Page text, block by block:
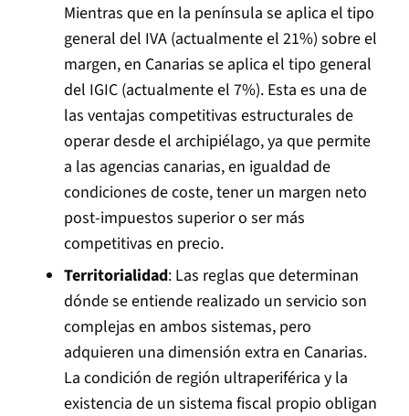
Mientras que en la península se aplica el tipo
general del IVA (actualmente el 21%) sobre el
margen, en Canarias se aplica el tipo general
del IGIC (actualmente el 7%). Esta es una de
las ventajas competitivas estructurales de
operar desde el archipiélago, ya que permite
a las agencias canarias, en igualdad de
condiciones de coste, tener un margen neto
post-impuestos superior o ser más
competitivas en precio.
Territorialidad: Las reglas que determinan
dónde se entiende realizado un servicio son
complejas en ambos sistemas, pero
adquieren una dimensión extra en Canarias.
La condición de región ultraperiférica y la
existencia de un sistema fiscal propio obligan